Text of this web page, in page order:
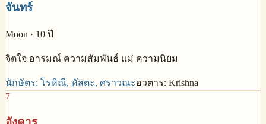
จันทร์
Moon · 10 ปี
จิตใจ อารมณ์ ความสัมพันธ์ แม่ ความนิยม
นักษัตร: โรหิณี, หัสตะ, ศราวณะอวตาร: Krishna
7